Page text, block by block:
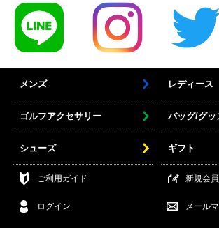
メンズ レディース
ゴルフアクセサリー バッグ/グッ
シューズ ギフト
ご利用ガイド 新規会
ログイン メール